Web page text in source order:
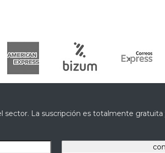
La suscripción es totalmente